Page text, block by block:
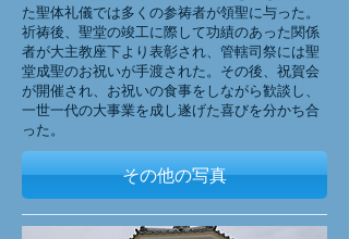
た聖体礼儀では多くの参祷者が領聖に与った。
祈祷後、聖堂の竣工に際して功績のあった関係
者が大主教座下より表彰され、管轄司祭には聖
堂成聖のお祝いが手渡された。その後、祝賀会
が開催され、お祝いの食事をしながら歓談し、
一世一代の大事業を成し遂げた喜びを分かち合
った。
その他の写真